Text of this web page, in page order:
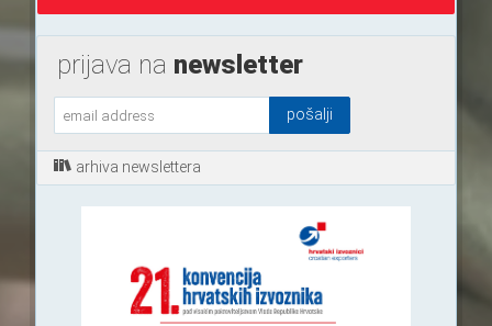
prijava na newsletter
arhiva newslettera